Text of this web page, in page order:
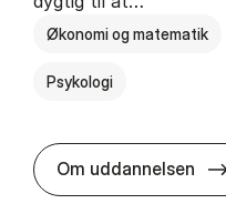
Økonomi og matematik
Psykologi
Om uddannelsen